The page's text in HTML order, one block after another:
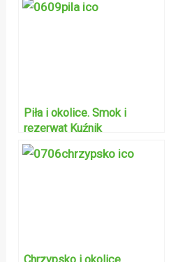
Piła i okolice. Smok i
rezerwat Kuźnik